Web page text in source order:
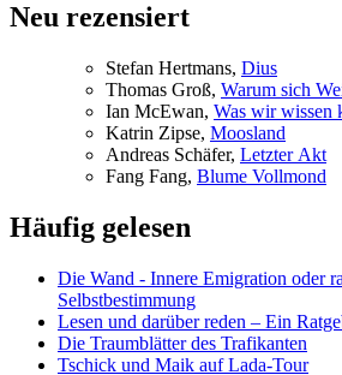
Neu rezensiert
Ste­fan Hertmans, Di­us
Tho­mas Groß, War­um sich
Ian McE­wan, Was wir wis­sen
Kat­rin Zip­se, Moos­land
An­dre­as Schä­fer, Letz­ter Akt
Fang Fang, Blu­me Vollmond
Häufig gelesen
Die Wand - Innere Emigration oder
Selbstbestimmung
Lesen und darüber reden – Ein
Die Traumblätter des Trafikanten
Tschick und Maik auf Lada-Tour